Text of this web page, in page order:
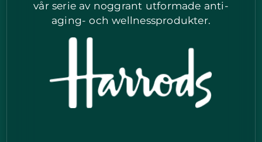
vår serie av noggrant utformade anti-
aging- och wellnessprodukter.